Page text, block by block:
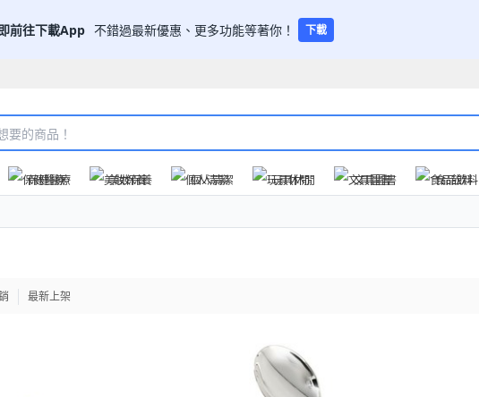
前往下載App 不錯過最新優惠、更多功能等著你！ 下載
保健醫療 美妝保養 個人清潔 玩具休閒 文具圖書 食品飲料
最新上架